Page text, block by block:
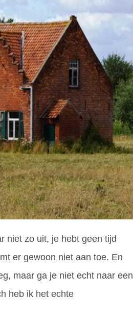
niet zo uit, je hebt geen tijd
er gewoon niet aan toe. En
maar ga je niet echt naar een
heb ik het echte